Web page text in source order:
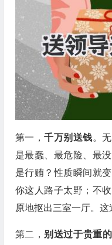
第一，千万别送钱。
是最蠢、最危险、最
是行贿？性质瞬间就
你这人路子太野；不
原地抠出三室一厅。这
第二， 别送过于贵重